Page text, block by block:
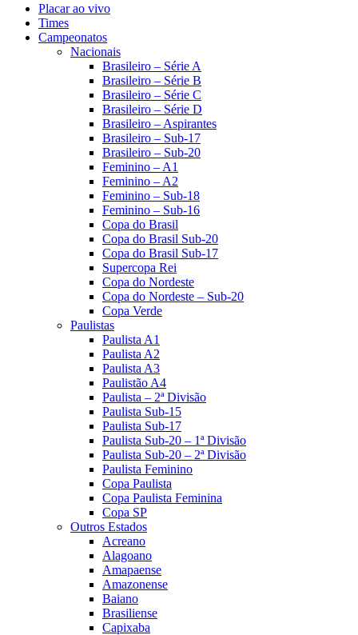
Placar ao vivo
Times
Campeonatos
Nacionais
Brasileiro – Série A
Brasileiro – Série B
Brasileiro – Série C
Brasileiro – Série D
Brasileiro – Aspirantes
Brasileiro – Sub-17
Brasileiro – Sub-20
Feminino – A1
Feminino – A2
Feminino – Sub-18
Feminino – Sub-16
Copa do Brasil
Copa do Brasil Sub-20
Copa do Brasil Sub-17
Supercopa Rei
Copa do Nordeste
Copa do Nordeste – Sub-20
Copa Verde
Paulistas
Paulista A1
Paulista A2
Paulista A3
Paulistão A4
Paulista – 2ª Divisão
Paulista Sub-15
Paulista Sub-17
Paulista Sub-20 – 1ª Divisão
Paulista Sub-20 – 2ª Divisão
Paulista Feminino
Copa Paulista
Copa Paulista Feminina
Copa SP
Outros Estados
Acreano
Alagoano
Amapaense
Amazonense
Baiano
Brasiliense
Capixaba